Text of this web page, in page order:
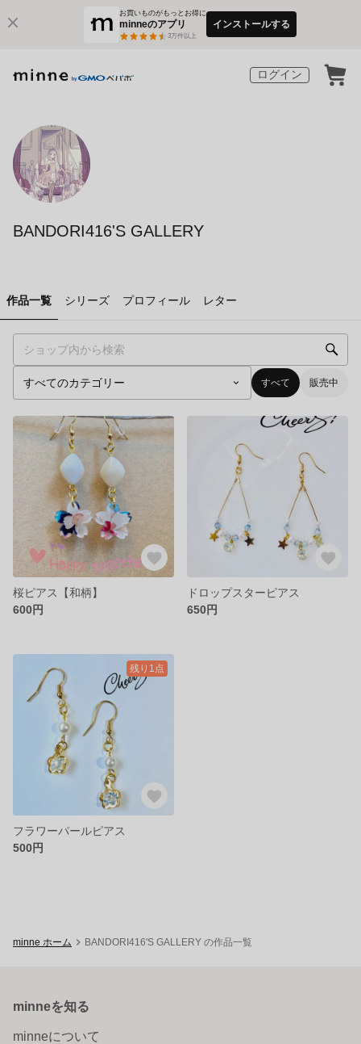
お買いものがもっとお得に
minneのアプリ
3万件以上
インストールする
ログイン
BANDORI416'S GALLERY
作品一覧 シリーズ プロフィール レター
すべて 販売中
桜ピアス【和柄】
600円
ドロップスターピアス
650円
残り1点
フラワーパールピアス
500円
minne ホーム BANDORI416'S GALLERY の作品一覧
minneを知る
minneについて